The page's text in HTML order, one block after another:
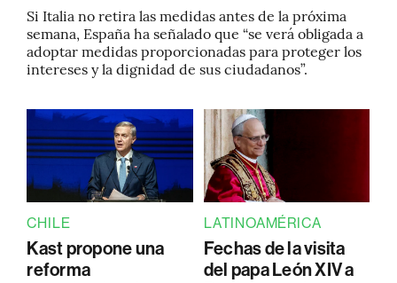
Si Italia no retira las medidas antes de la próxima
semana, España ha señalado que “se verá obligada a
adoptar medidas proporcionadas para proteger los
intereses y la dignidad de sus ciudadanos”.
CHILE
Kast propone una
reforma
LATINOAMÉRICA
Fechas de la visita
del papa León XIV a